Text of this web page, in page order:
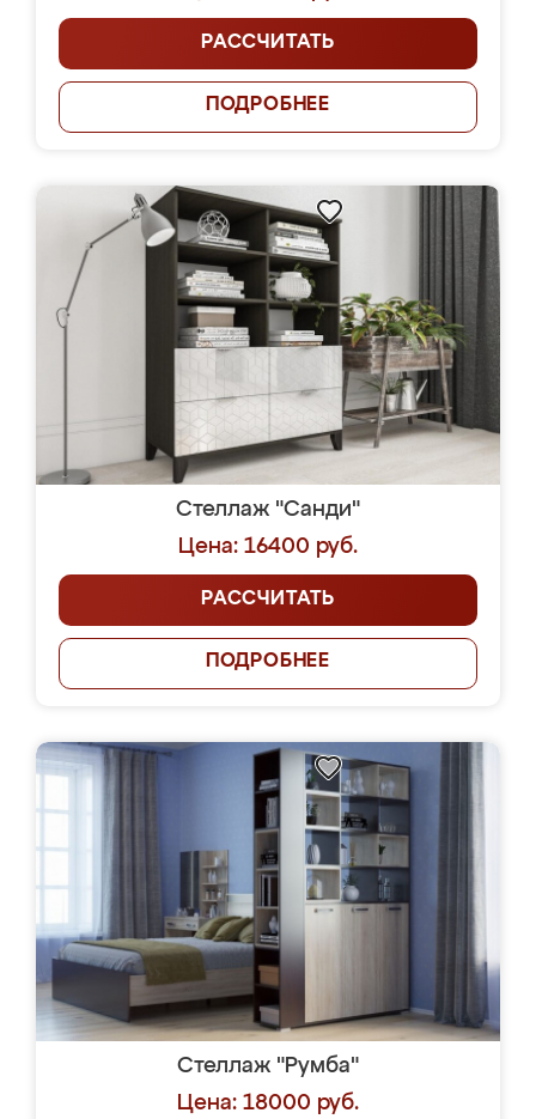
РАССЧИТАТЬ
ПОДРОБНЕЕ
Стеллаж "Санди"
Цена: 16400 руб.
РАССЧИТАТЬ
ПОДРОБНЕЕ
Стеллаж "Румба"
Цена: 18000 руб.